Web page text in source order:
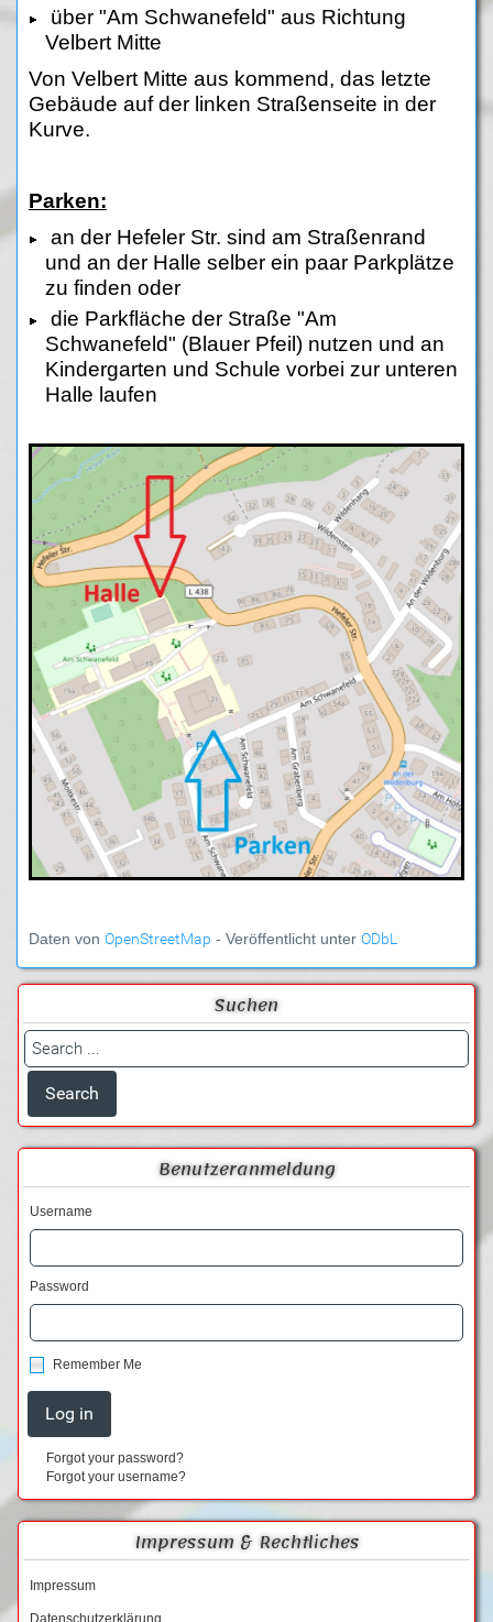
über "Am Schwanefeld" aus Richtung
Velbert Mitte
Von Velbert Mitte aus kommend, das letzte
Gebäude auf der linken Straßenseite in der
Kurve.
Parken:
an der Hefeler Str. sind am Straßenrand
und an der Halle selber ein paar Parkplätze
zu finden oder
die Parkfläche der Straße "Am
Schwanefeld" (Blauer Pfeil) nutzen und an
Kindergarten und Schule vorbei zur unteren
Halle laufen
Daten von OpenStreetMap - Veröffentlicht unter ODbL
Suchen
Benutzeranmeldung
Username
Password
Remember Me
Forgot your password?
Forgot your username?
Impressum & Rechtliches
Impressum